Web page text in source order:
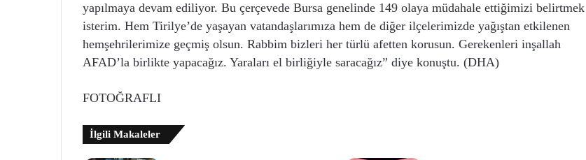
yapılmaya devam ediliyor. Bu çerçevede Bursa genelinde 149 olaya müdahale ettiğimizi belirtmek
isterim. Hem Tirilye’de yaşayan vatandaşlarımıza hem de diğer ilçelerimizde yağıştan etkilenen
hemşehrilerimize geçmiş olsun. Rabbim bizleri her türlü afetten korusun. Gerekenleri inşallah
AFAD’la birlikte yapacağız. Yaraları el birliğiyle saracağız” diye konuştu. (DHA)
FOTOĞRAFLI
İlgili Makaleler